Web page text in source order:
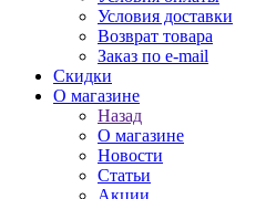
Условия доставки
Возврат товара
Заказ по e-mail
Скидки
О магазине
Назад
О магазине
Новости
Статьи
Акции